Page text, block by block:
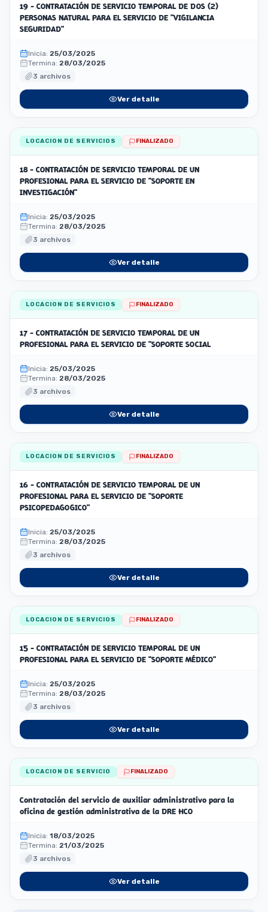
19 - CONTRATACIÓN DE SERVICIO TEMPORAL DE DOS (2)
PERSONAS NATURAL PARA EL SERVICIO DE "VIGILANCIA
SEGURIDAD"
Inicia: 25/03/2025
Termina: 28/03/2025
3 archivos
Ver detalle
LOCACION DE SERVICIOS FINALIZADO
18 - CONTRATACIÓN DE SERVICIO TEMPORAL DE UN
PROFESIONAL PARA EL SERVICIO DE "SOPORTE EN
INVESTIGACIÓN"
Inicia: 25/03/2025
Termina: 28/03/2025
3 archivos
Ver detalle
LOCACION DE SERVICIOS FINALIZADO
17 - CONTRATACIÓN DE SERVICIO TEMPORAL DE UN
PROFESIONAL PARA EL SERVICIO DE "SOPORTE SOCIAL
Inicia: 25/03/2025
Termina: 28/03/2025
3 archivos
Ver detalle
LOCACION DE SERVICIOS FINALIZADO
16 - CONTRATACIÓN DE SERVICIO TEMPORAL DE UN
PROFESIONAL PARA EL SERVICIO DE "SOPORTE
PSICOPEDAGOGICO"
Inicia: 25/03/2025
Termina: 28/03/2025
3 archivos
Ver detalle
LOCACION DE SERVICIOS FINALIZADO
15 - CONTRATACIÓN DE SERVICIO TEMPORAL DE UN
PROFESIONAL PARA EL SERVICIO DE "SOPORTE MÉDICO"
Inicia: 25/03/2025
Termina: 28/03/2025
3 archivos
Ver detalle
LOCACION DE SERVICIO FINALIZADO
Contratación del servicio de auxiliar administrativo para la
oficina de gestión administrativa de la DRE HCO
Inicia: 18/03/2025
Termina: 21/03/2025
3 archivos
Ver detalle